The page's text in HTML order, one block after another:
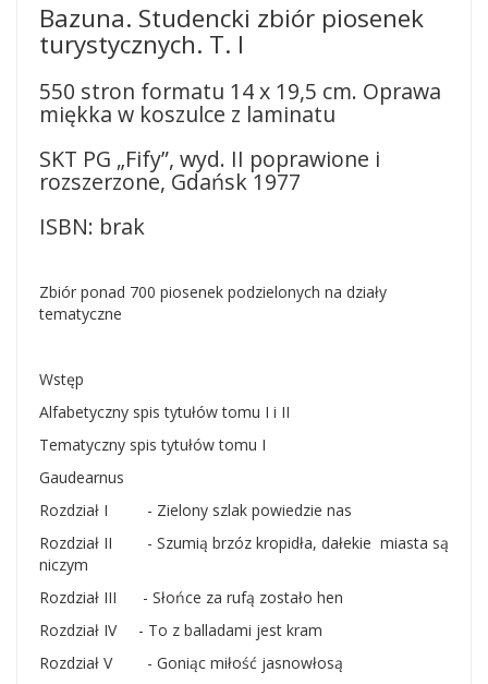
Bazuna. Studencki zbiór piosenek
turystycznych. T. I
550 stron formatu 14 x 19,5 cm. Oprawa
miękka w koszulce z laminatu
SKT PG „Fify”, wyd. II poprawione i
rozszerzone, Gdańsk 1977
ISBN: brak
Zbiór ponad 700 piosenek podzielonych na działy
tematyczne
Wstęp
Alfabetyczny spis tytułów tomu I i II
Tematyczny spis tytułów tomu I
Gaudearnus
Rozdział I - Zielony szlak powiedzie nas
Rozdział II - Szumią brzóz kropidła, dałekie miasta są
niczym
Rozdział III - Słońce za rufą zostało hen
Rozdział IV - To z balladami jest kram
Rozdział V - Goniąc miłość jasnowłosą